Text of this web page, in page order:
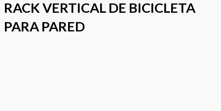
RACK VERTICAL DE BICICLETA
PARA PARED
PARA
PARED